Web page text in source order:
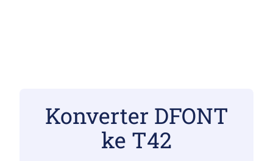
Konverter DFONT
ke T42